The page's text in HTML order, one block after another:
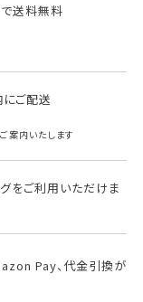
送料無料
ご配送
案内いたします
をご利用いただけま
Pay、代金引換が